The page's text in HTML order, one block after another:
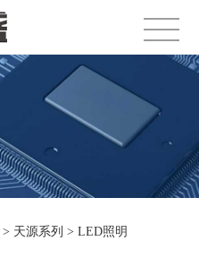
> 天源系列 >LED照明